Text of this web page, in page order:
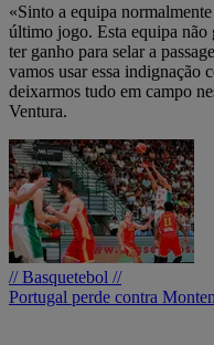
«Sinto a equipa
último jogo. Esta equipa não
ter ganho para selar a
vamos usar essa indignação
deixarmos tudo em campo
Ventura.
// Basquetebol //
Portugal perde contra